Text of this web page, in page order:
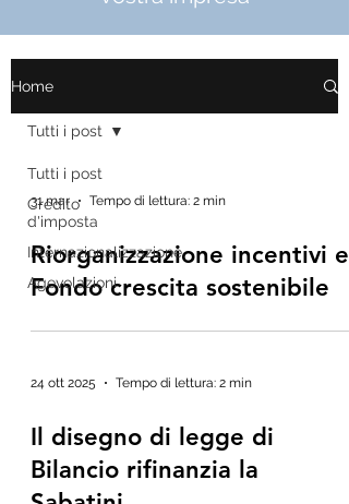
Home
Tutti i post
Credito
d'imposta
Internazionalizzazione
Agevolazioni
Tutti i post
31 mar Tempo di lettura: 2 min
Riorganizzazione incentivi e
Fondo crescita sostenibile
24 ott 2025 Tempo di lettura: 2 min
Il disegno di legge di
Bilancio rifinanzia la